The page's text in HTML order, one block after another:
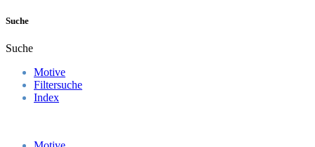
Suche
Suche
Motive
Filtersuche
Index